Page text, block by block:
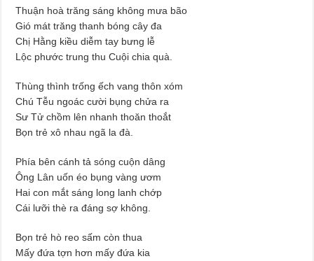
Thuận hoà trăng sáng không mưa bão
Gió mát trăng thanh bóng cây đa
Chị Hằng kiều diễm tay bưng lễ
Lộc phước trung thu Cuội chia quà.
Thùng thình trống ếch vang thôn xóm
Chú Tễu ngoác cười bụng chửa ra
Sư Tử chồm lên nhanh thoăn thoắt
Bọn trẻ xô nhau ngã la đà.
Phía bên cánh tả sóng cuộn dâng
Ông Lân uốn éo bụng vàng ươm
Hai con mắt sáng long lanh chớp
Cái lưỡi thè ra đáng sợ không.
Bọn trẻ hò reo sấm còn thua
Mấy đứa tợn hơn mấy đứa kia